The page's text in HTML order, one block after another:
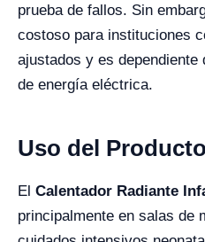
prueba de fallos. Sin
costoso para instituciones
ajustados y es
de energía eléctrica.
Uso del
El Calentador Radiante
principalmente en salas de